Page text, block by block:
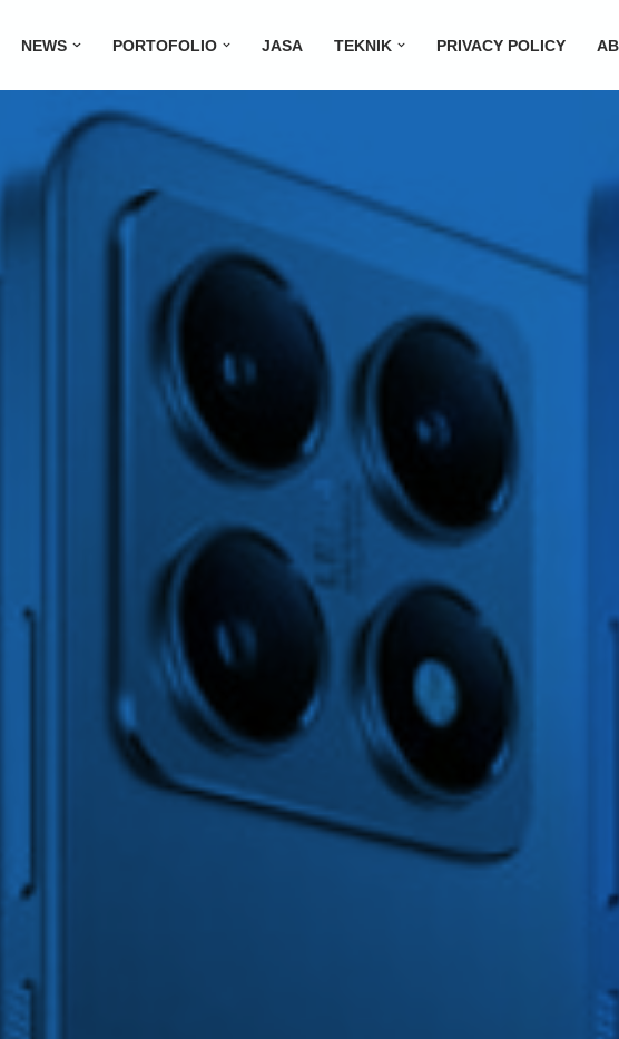
NEWS PORTOFOLIO JASA TEKNIK PRIVACY POLICY